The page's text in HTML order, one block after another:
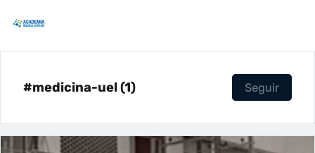
#medicina-uel (1) Seguir